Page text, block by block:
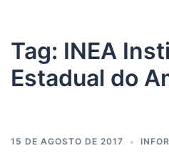
Tag: INEA
Estadual do
15 DE AGOSTO DE 2017